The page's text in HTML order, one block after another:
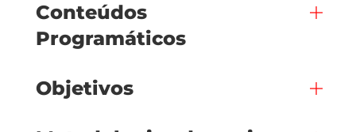
Conteúdos
Programáticos
Objetivos